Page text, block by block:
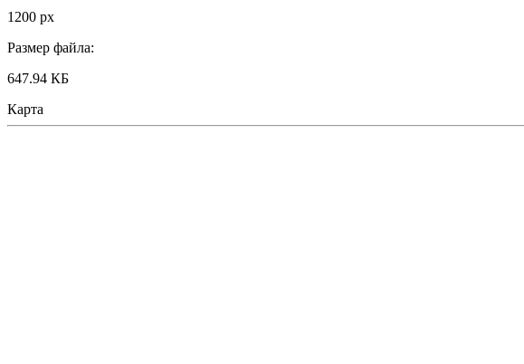
1200 px
Размер файла:
647.94 КБ
Карта